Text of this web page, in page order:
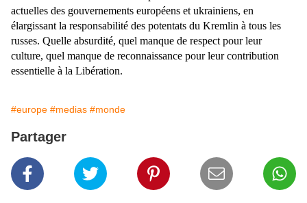
actuelles des gouvernements européens et ukrainiens, en
élargissant la responsabilité des potentats du Kremlin à tous les
russes. Quelle absurdité, quel manque de respect pour leur
culture, quel manque de reconnaissance pour leur contribution
essentielle à la Libération.
#europe #medias #monde
Partager